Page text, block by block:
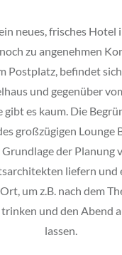
neues, frisches Hotel
zu angenehmen
Postplatz, befindet
und gegenüber
gibt es kaum. Die
großzügigen Lounge
der Planung
liefern und
um z.B. nach dem
und den Abend
lassen.